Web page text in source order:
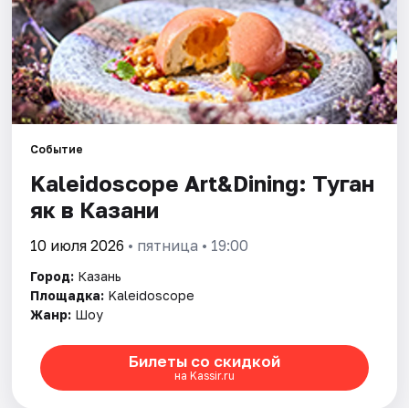
Экскурсии
Спорт
События
Города
Площадки
Рейтинги
Событие
Kaleidoscope Art&Dining: Туган
як в Казани
10 июля 2026 • пятница • 19:00
Город: Казань
Площадка: Kaleidoscope
Жанр: Шоу
Билеты со скидкой
на Kassir.ru